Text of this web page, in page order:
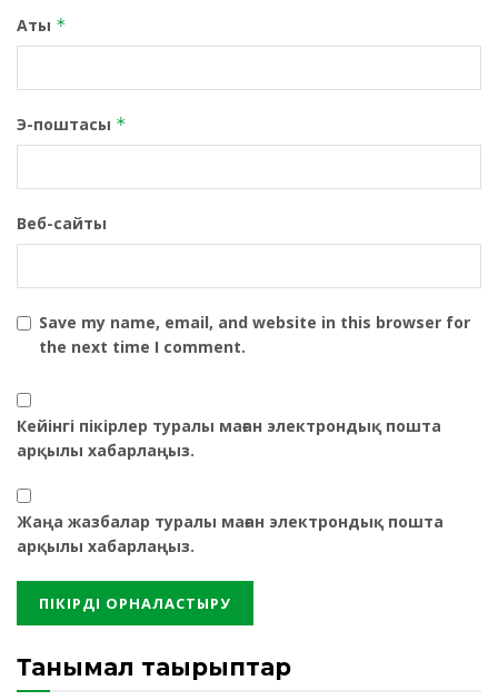
Аты *
Э-поштасы *
Веб-сайты
Save my name, email, and website in this browser for
the next time I comment.
Кейінгі пікірлер туралы маған электрондық пошта
арқылы хабарлаңыз.
Жаңа жазбалар туралы маған электрондық пошта
арқылы хабарлаңыз.
Танымал тақырыптар